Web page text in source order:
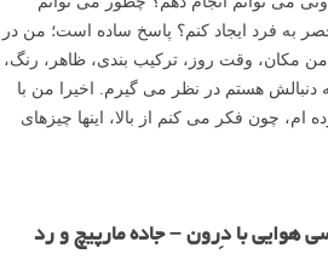
می روم، چه عکاسی هوایی و چه شاخه های
را در ذهنم ببینم قبل از این که آن را
تلاشم را برای رسیدن به همان
و می دانم که این عکس برای من معنا خواهد
گاهی اوقات من ۳۰ دقیقه صرف عکاسی، یا گاهی اوقات چندین
لحظه مناسب یا نور مناسب می کنم تا
روند ایجاد آنها، از فکر و ایده تا عکاسی و